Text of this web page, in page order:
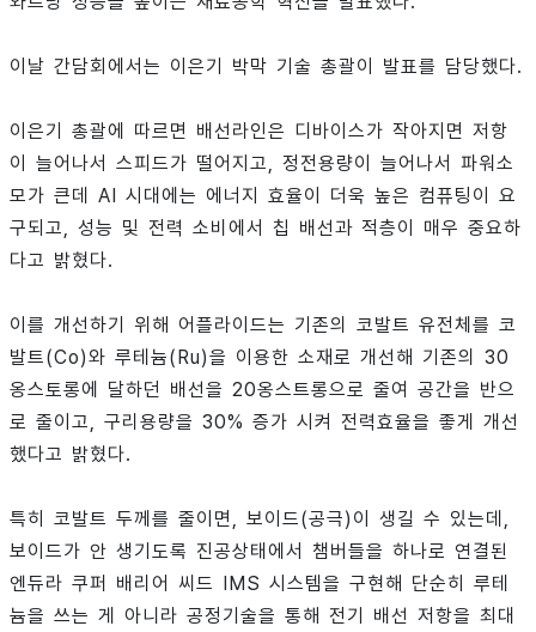
이날 간담회에서는 이은기 박막 기술 총괄이 발표를 담당했다.
이은기 총괄에 따르면 배선라인은 디바이스가 작아지면 저항
이 늘어나서 스피드가 떨어지고, 정전용량이 늘어나서 파워소
모가 큰데 AI 시대에는 에너지 효율이 더욱 높은 컴퓨팅이 요
구되고, 성능 및 전력 소비에서 칩 배선과 적층이 매우 중요하
다고 밝혔다.
이를 개선하기 위해 어플라이드는 기존의 코발트 유전체를 코
발트(Co)와 루테늄(Ru)을 이용한 소재로 개선해 기존의 30
옹스토롱에 달하던 배선을 20옹스트롱으로 줄여 공간을 반으
로 줄이고, 구리용량을 30% 증가 시켜 전력효율을 좋게 개선
했다고 밝혔다.
특히 코발트 두께를 줄이면, 보이드(공극)이 생길 수 있는데,
보이드가 안 생기도록 진공상태에서 챔버들을 하나로 연결된
엔듀라 쿠퍼 배리어 씨드 IMS 시스템을 구현해 단순히 루테
늄을 쓰는 게 아니라 공정기술을 통해 전기 배선 저항을 최대